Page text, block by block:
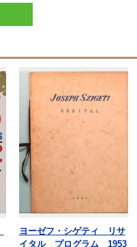
ヨーゼフ・シゲティ リサ
イタル プログラム 1953